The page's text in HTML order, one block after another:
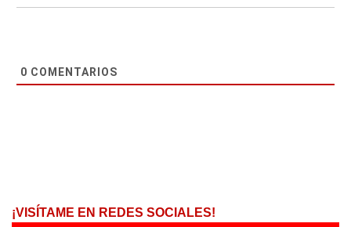
0 COMENTARIOS
¡VISÍTAME EN REDES SOCIALES!